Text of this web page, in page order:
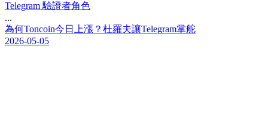
Telegram 驗證者角色
...
為何Toncoin今 日 上漲 ？ 杜羅夫讓Telegram掌舵
2026-05-05